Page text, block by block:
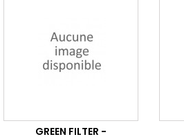
GREEN FILTER -